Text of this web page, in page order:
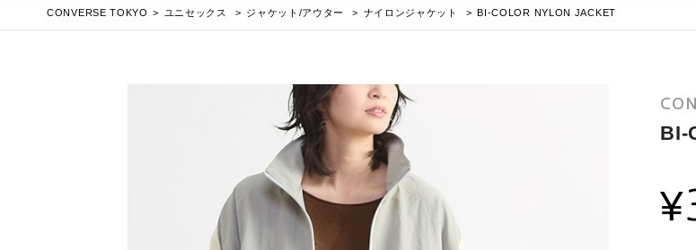
CONVERSE TOKYO ユニセックス ジャケット/アウター ナイロンジャケット BI-COLOR NYLON JACKET
BI-
¥